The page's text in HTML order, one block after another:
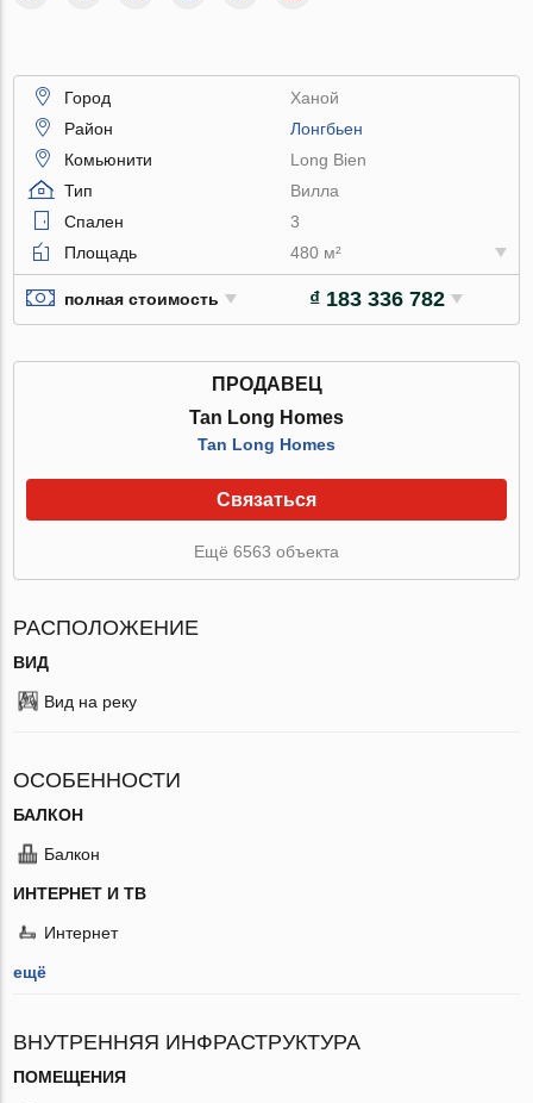
Город
Ханой
Район
Лонгбьен
Комьюнити
Long Bien
Тип
Вилла
Спален
3
Площадь
480 м²
полная стоимость ₫ 183 336 782
ПРОДАВЕЦ
Tan Long Homes
Tan Long Homes
Связаться
Ещё 6563 объекта
РАСПОЛОЖЕНИЕ
ВИД
Вид на реку
ОСОБЕННОСТИ
БАЛКОН
Балкон
ИНТЕРНЕТ И ТВ
Интернет
ещё
ВНУТРЕННЯЯ ИНФРАСТРУКТУРА
ПОМЕЩЕНИЯ